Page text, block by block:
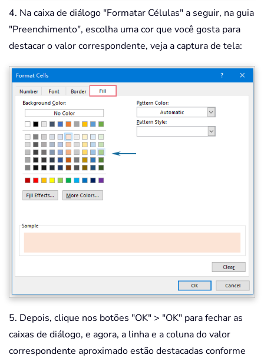
4. Na caixa de diálogo "Formatar Células" a seguir, na guia
"Preenchimento", escolha uma cor que você gosta para
destacar o valor correspondente, veja a captura de tela:
5. Depois, clique nos botões "OK" > "OK" para fechar as
caixas de diálogo, e agora, a linha e a coluna do valor
correspondente aproximado estão destacadas conforme